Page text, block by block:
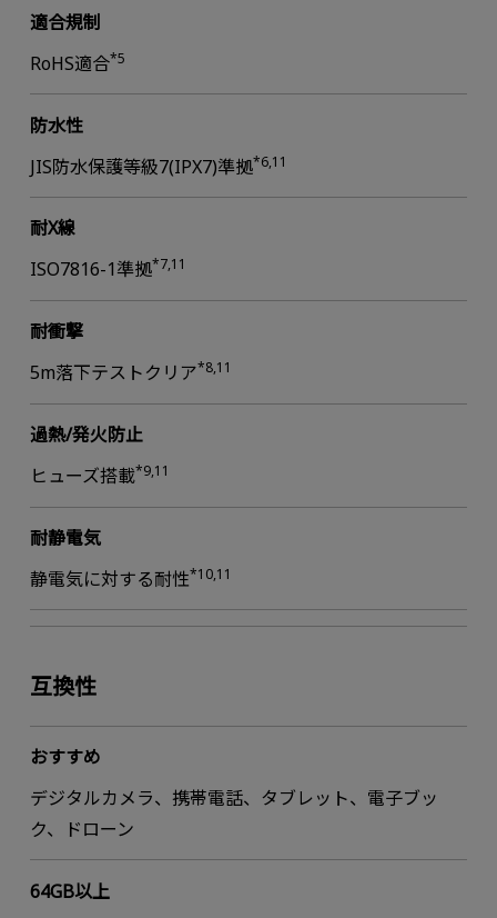
適合規制
RoHS適合*5
防水性
JIS防水保護等級7(IPX7)準拠*6,11
耐X線
ISO7816-1準拠*7,11
耐衝撃
5m落下テストクリア*8,11
過熱/発火防止
ヒューズ搭載*9,11
耐静電気
静電気に対する耐性*10,11
互換性
おすすめ
デジタルカメラ、携帯電話、タブレット、電子ブッ
ク、ドローン
64GB以上